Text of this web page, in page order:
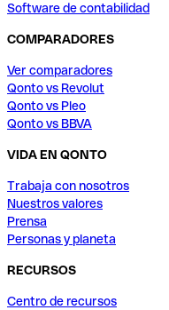
Software de contabilidad
COMPARADORES
Ver comparadores
Qonto vs Revolut
Qonto vs Pleo
Qonto vs BBVA
VIDA EN QONTO
Trabaja con nosotros
Nuestros valores
Prensa
Personas y planeta
RECURSOS
Centro de recursos